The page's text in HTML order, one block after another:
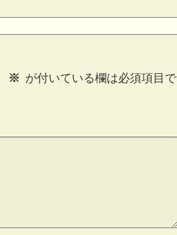
※ が付いている欄は必須項目で